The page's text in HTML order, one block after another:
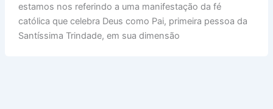
estamos nos referindo a uma manifestação da fé
católica que celebra Deus como Pai, primeira pessoa da
Santíssima Trindade, em sua dimensão